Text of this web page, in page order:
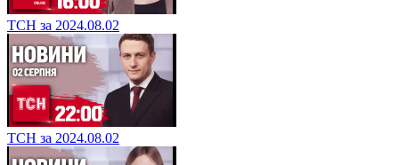
ТСН за 2024.08.02
ТСН за 2024.08.02